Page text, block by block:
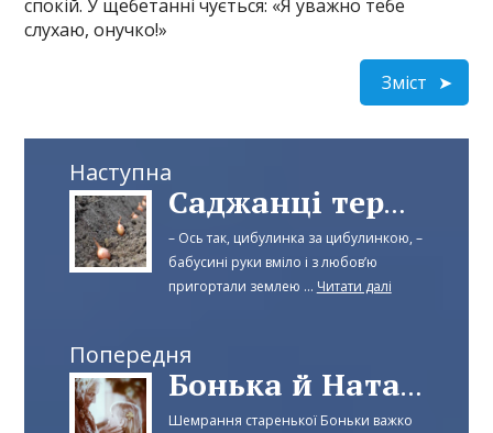
спокій. У щебетанні чується: «Я уважно тебе
слухаю, онучко!»
Зміст
Наступна
Саджанці терпіння
– Ось так, цибулинка за цибулинкою, –
бабусині руки вміло і з любов’ю
пригортали землею ... Читати далі
Попередня
Бонька й Наталчиточка
Шемрання старенької Боньки важко